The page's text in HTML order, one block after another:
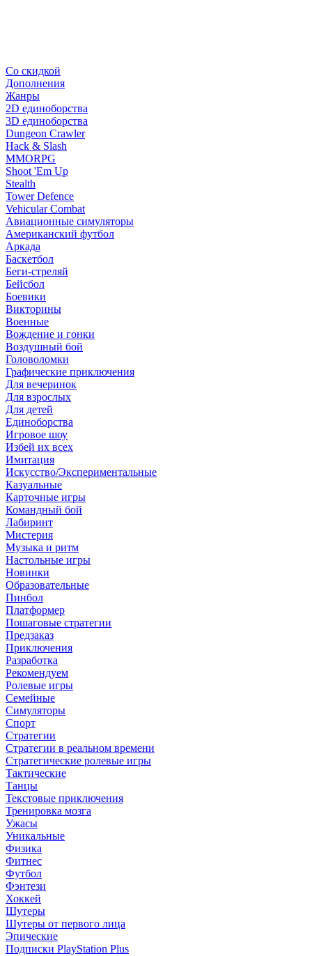
Со скидкой
Дополнения
Жанры
2D единоборства
3D единоборства
Dungeon Crawler
Hack & Slash
MMORPG
Shoot 'Em Up
Stealth
Tower Defence
Vehicular Combat
Авиационные симуляторы
Американский футбол
Аркада
Баскетбол
Беги-стреляй
Бейсбол
Боевики
Викторины
Военные
Вождение и гонки
Воздушный бой
Головоломки
Графические приключения
Для вечеринок
Для взрослых
Для детей
Единоборства
Игровое шоу
Избей их всех
Имитация
Искусство/Экспериментальные
Казуальные
Карточные игры
Командный бой
Лабиринт
Мистерия
Музыка и ритм
Настольные игры
Новинки
Образовательные
Пинбол
Платформер
Пошаговые стратегии
Предзаказ
Приключения
Разработка
Рекомендуем
Ролевые игры
Семейные
Симуляторы
Спорт
Стратегии
Стратегии в реальном времени
Стратегические ролевые игры
Тактические
Танцы
Текстовые приключения
Тренировка мозга
Ужасы
Уникальные
Физика
Фитнес
Футбол
Фэнтези
Хоккей
Шутеры
Шутеры от первого лица
Эпические
Подписки PlayStation Plus